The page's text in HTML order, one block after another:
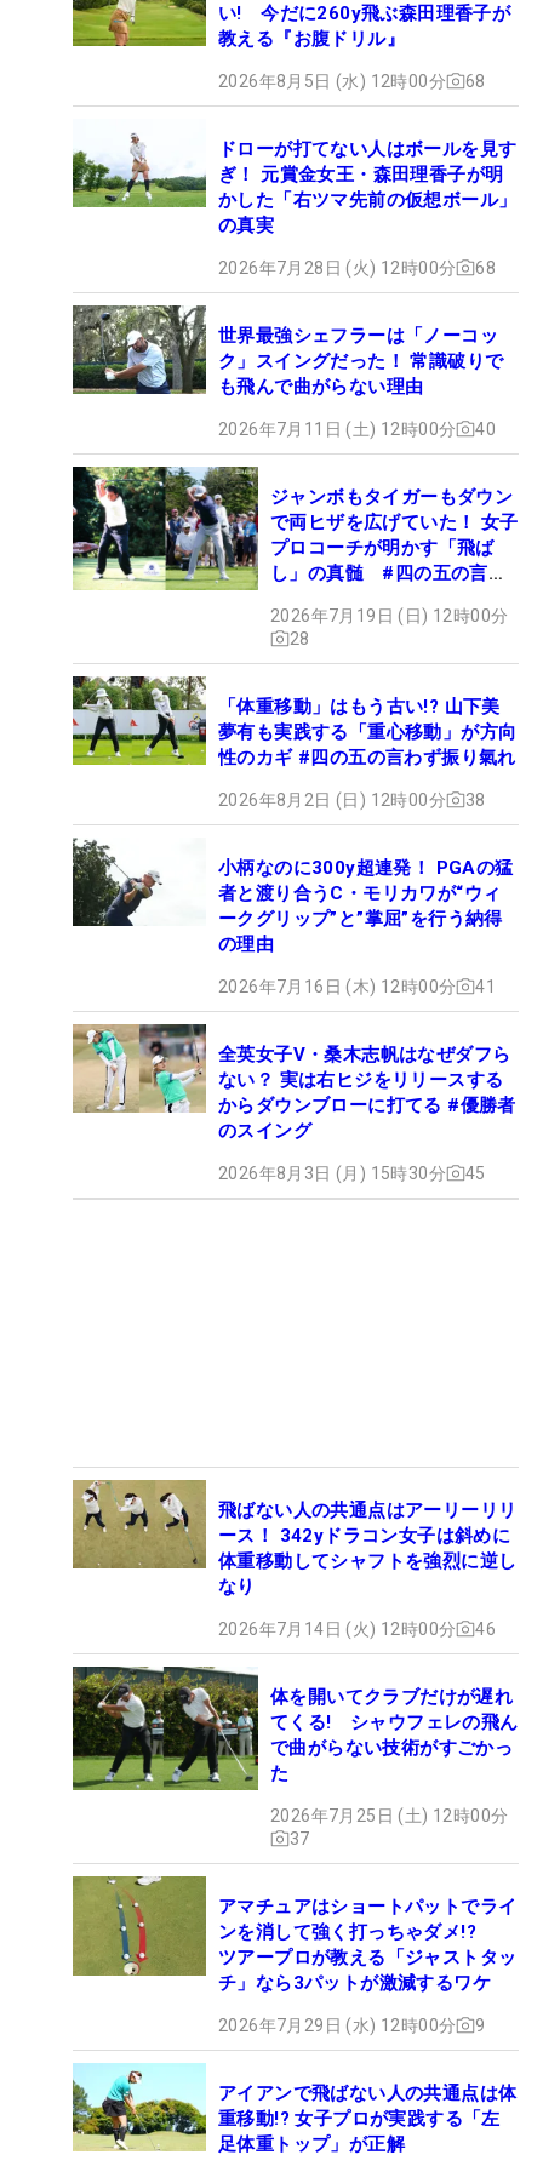
い! 今だに260y飛ぶ森田理香子が
教える『お腹ドリル』
2026年8月5日 (水) 12時00分 68
ドローが打てない人はボールを見す
ぎ！ 元賞金女王・森田理香子が明
かした「右ツマ先前の仮想ボール」
の真実
2026年7月28日 (火) 12時00分 68
世界最強シェフラーは「ノーコッ
ク」スイングだった！ 常識破りで
も飛んで曲がらない理由
2026年7月11日 (土) 12時00分 40
ジャンボもタイガーもダウン
で両ヒザを広げていた！ 女子
プロコーチが明かす「飛ば
し」の真髄 #四の五の言わ
2026年7月19日 (日) 12時00分
28
「体重移動」はもう古い!? 山下美
夢有も実践する「重心移動」が方向
性のカギ #四の五の言わず振り氣れ
2026年8月2日 (日) 12時00分 38
小柄なのに300y超連発！ PGAの猛
者と渡り合うC・モリカワが“ウィ
ークグリップ”と”掌屈”を行う納得
の理由
2026年7月16日 (木) 12時00分 41
全英女子V・桑木志帆はなぜダフら
ない？ 実は右ヒジをリリースする
からダウンブローに打てる #優勝者
のスイング
2026年8月3日 (月) 15時30分 45
飛ばない人の共通点はアーリーリリ
ース！ 342yドラコン女子は斜めに
体重移動してシャフトを強烈に逆し
なり
2026年7月14日 (火) 12時00分 46
体を開いてクラブだけが遅れ
てくる! シャウフェレの飛ん
で曲がらない技術がすごかっ
た
2026年7月25日 (土) 12時00分
37
アマチュアはショートパットでライ
ンを消して強く打っちゃダメ!?
ツアープロが教える「ジャストタッ
チ」なら3パットが激減するワケ
2026年7月29日 (水) 12時00分 9
アイアンで飛ばない人の共通点は体
重移動!? 女子プロが実践する「左
足体重トップ」が正解